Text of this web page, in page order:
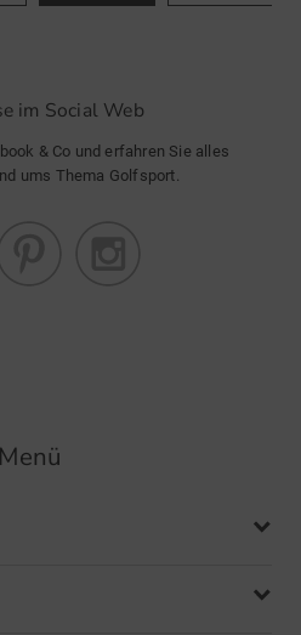
im Social Web
& Co und erfahren Sie alles
ums Thema Golfsport.
Menü